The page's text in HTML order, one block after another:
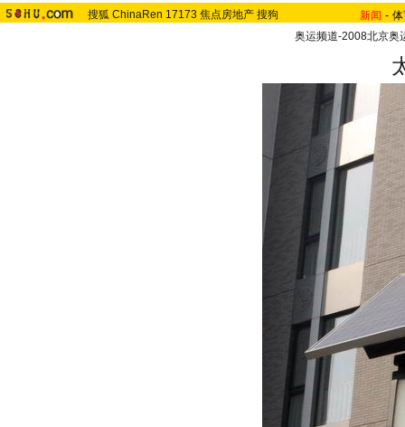
搜狐 ChinaRen 17173 焦点房地产 搜狗 新闻 -
奥运频道-2008北京奥